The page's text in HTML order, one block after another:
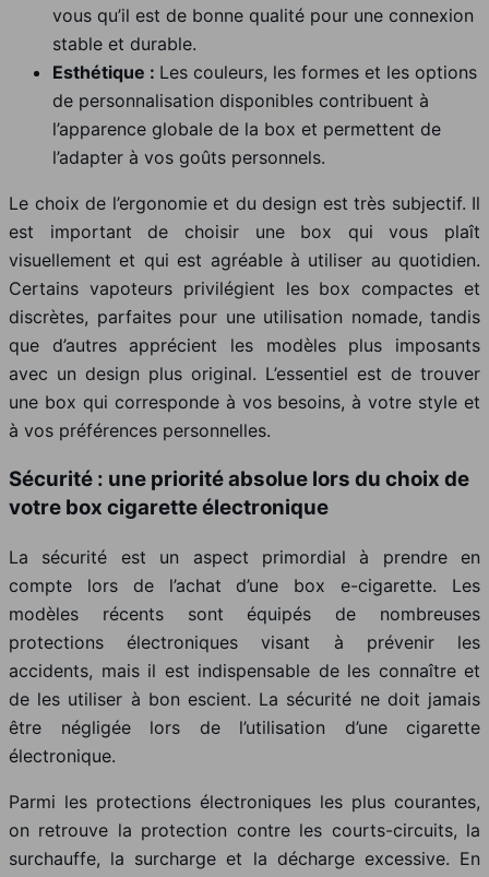
vous qu’il est de bonne qualité pour une connexion
stable et durable.
Esthétique : Les couleurs, les formes et les options
de personnalisation disponibles contribuent à
l’apparence globale de la box et permettent de
l’adapter à vos goûts personnels.
Le choix de l’ergonomie et du design est très subjectif. Il
est important de choisir une box qui vous plaît
visuellement et qui est agréable à utiliser au quotidien.
Certains vapoteurs privilégient les box compactes et
discrètes, parfaites pour une utilisation nomade, tandis
que d’autres apprécient les modèles plus imposants
avec un design plus original. L’essentiel est de trouver
une box qui corresponde à vos besoins, à votre style et
à vos préférences personnelles.
Sécurité : une priorité absolue lors du choix de
votre box cigarette électronique
La sécurité est un aspect primordial à prendre en
compte lors de l’achat d’une box e-cigarette. Les
modèles récents sont équipés de nombreuses
protections électroniques visant à prévenir les
accidents, mais il est indispensable de les connaître et
de les utiliser à bon escient. La sécurité ne doit jamais
être négligée lors de l’utilisation d’une cigarette
électronique.
Parmi les protections électroniques les plus courantes,
on retrouve la protection contre les courts-circuits, la
surchauffe, la surcharge et la décharge excessive. En